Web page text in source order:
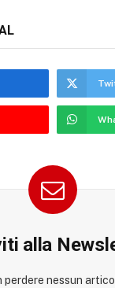
alla
perdere nessun